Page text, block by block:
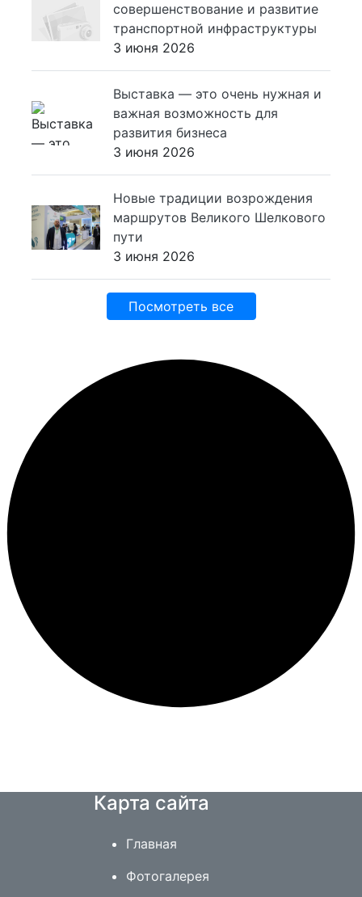
совершенствование и развитие
транспортной инфраструктуры
3 июня 2026
Выставка — это очень нужная и
важная возможность для
развития бизнеса
3 июня 2026
Новые традиции возрождения
маршрутов Великого Шелкового
пути
3 июня 2026
Посмотреть все
Карта сайта
Главная
Фотогалерея